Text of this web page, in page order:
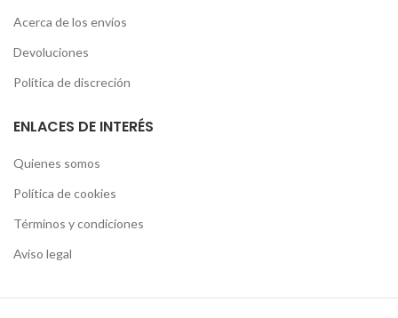
Acerca de los envíos
Devoluciones
Política de discreción
ENLACES DE INTERÉS
Quienes somos
Política de cookies
Términos y condiciones
Aviso legal